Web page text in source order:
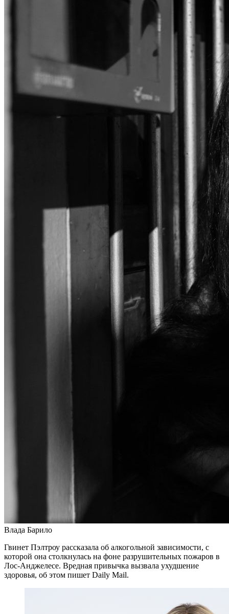
Влада Барило
Гвинет Пэлтроу рассказала об алкогольной зависимости, с
которой она столкнулась на фоне разрушительных пожаров в
Лос-Анджелесе. Вредная привычка вызвала ухудшение
здоровья, об этом пишет Daily Mail.